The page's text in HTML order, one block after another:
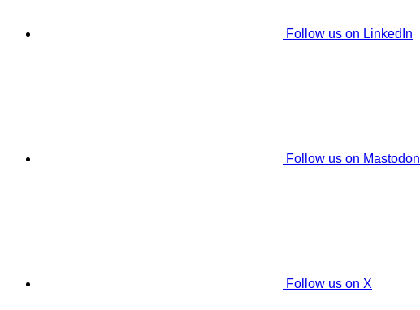
Follow us on LinkedIn
Follow us on Mastodon
Follow us on X